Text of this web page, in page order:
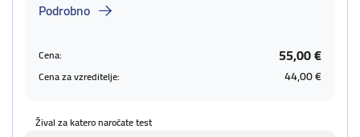
Podrobno
Cena: 55,00 €
Cena za vzreditelje: 44,00 €
Žival za katero naročate test